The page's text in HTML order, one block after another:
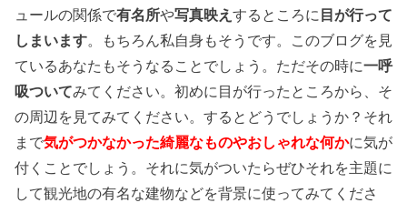
ュールの関係で有名所や写真映え するところに 目が行って
しまいます。もちろん私自身もそうです。このブログを見
ているあなたもそうなることでしょう。ただその時に一呼
吸ついてみてください。初めに目が行ったところから、そ
の周辺を見てみてください。するとどうでしょうか？それ
まで気がつかなかった綺麗なものやおしゃれな何かに気が
付くことでしょう。それに気がついたらぜひそれを主題に
して観光地の有名な建物などを背景に使ってみてくださ